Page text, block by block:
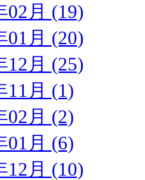
02月 (19)
01月 (20)
12月 (25)
11月 (1)
02月 (2)
01月 (6)
12月 (10)